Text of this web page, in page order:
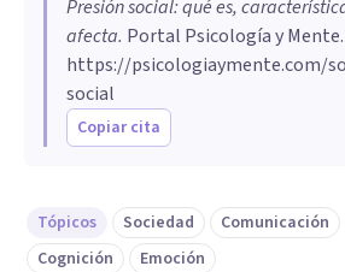
Presión social: qué es,
afecta. Portal Psicología y Mente.
https://psicologiaymente.com/
social
Copiar cita
Tópicos Sociedad Comunicación
Cognición
Emoción